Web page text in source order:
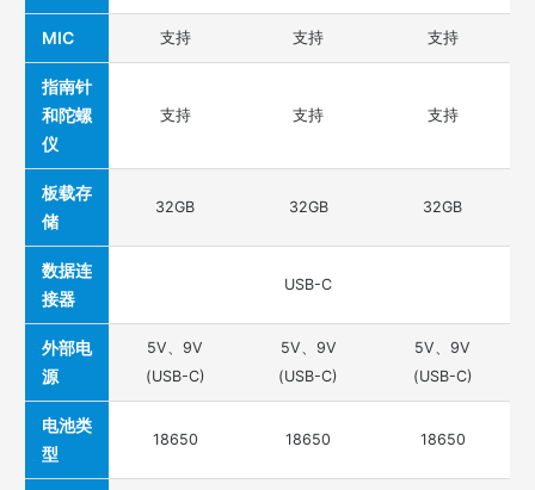
MIC 支持 支持 支持
指南针
和陀螺
仪
支持 支持 支持
板载存
储
32GB 32GB 32GB
数据连
接器
USB-C
外部电
源
5V、9V
(USB-C)
5V、9V
(USB-C)
5V、9V
(USB-C)
电池类
型
18650 18650 18650